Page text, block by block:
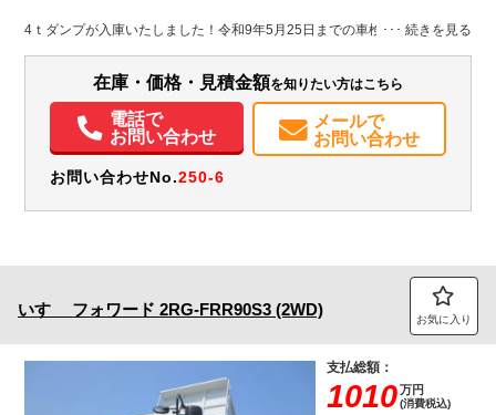
徳島県
W:2,060
H:320
W:2,190
H:2,520
無
装備情報
エアコン パワステ パワーウィンドウ エアバッグ
バックモニター
取扱説明書（一部含む）
PMマフラー
4ｔダンプが入庫いたしました！令和9年5月25日までの車検付きです。
在庫・価格・見積金額を知りたい方はこちら
電話で
お問い合わせ
メールで
お問い合わせ
お問い合わせNo.250-6
いすゞ フォワード 2RG-FRR90S3 (2WD) お気に入り
支払総額：
1010万円
(消費税込)